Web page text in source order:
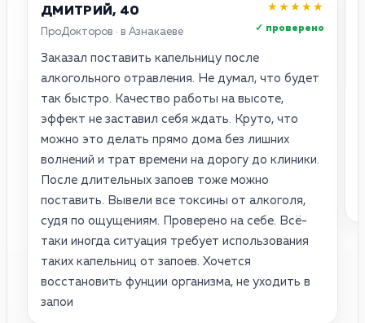
ДМИТРИЙ, 40
ПроДокторов · в Азнакаеве
★★★★★
✓ проверено
Заказал поставить капельницу после
алкогольного отравления. Не думал, что будет
так быстро. Качество работы на высоте,
эффект не заставил себя ждать. Круто, что
можно это делать прямо дома без лишних
волнений и трат времени на дорогу до клиники.
После длительных запоев тоже можно
поставить. Вывели все токсины от алкоголя,
судя по ощущениям. Проверено на себе. Всё-
таки иногда ситуация требует использования
таких капельниц от запоев. Хочется
восстановить фунции организма, не уходить в
запои